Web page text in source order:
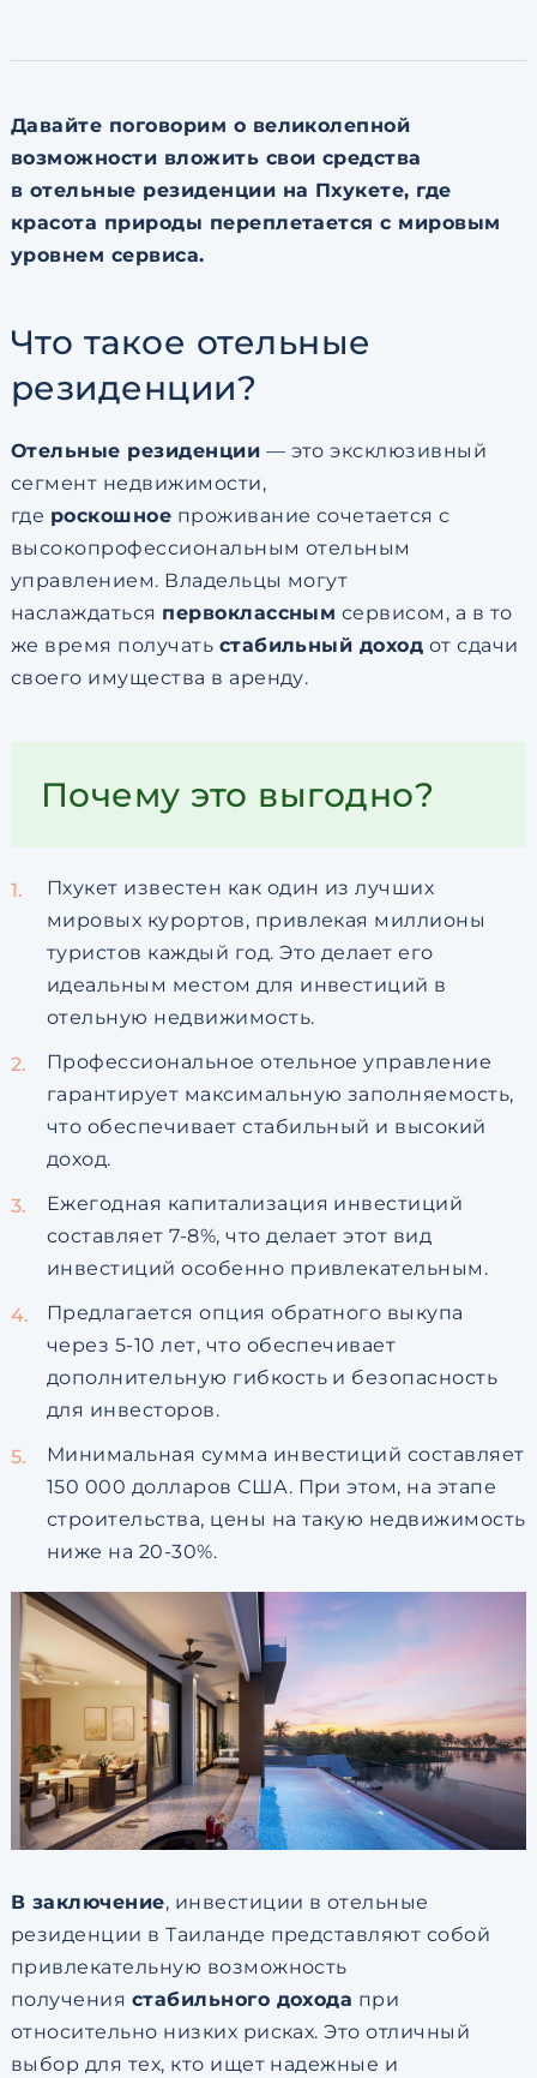
Давайте поговорим о великолепной
возможности вложить свои средства
в отельные резиденции на Пхукете, где
красота природы переплетается с мировым
уровнем сервиса.
Что такое отельные
резиденции?
Отельные резиденции — это эксклюзивный
сегмент недвижимости,
где роскошное проживание сочетается с
высокопрофессиональным отельным
управлением. Владельцы могут
наслаждаться первоклассным сервисом, а в то
же время получать стабильный доход от сдачи
своего имущества в аренду.
Почему это выгодно?
Пхукет известен как один из лучших
мировых курортов, привлекая миллионы
туристов каждый год. Это делает его
идеальным местом для инвестиций в
отельную недвижимость.
Профессиональное отельное управление
гарантирует максимальную заполняемость,
что обеспечивает стабильный и высокий
доход.
Ежегодная капитализация инвестиций
составляет 7-8%, что делает этот вид
инвестиций особенно привлекательным.
Предлагается опция обратного выкупа
через 5-10 лет, что обеспечивает
дополнительную гибкость и безопасность
для инвесторов.
Минимальная сумма инвестиций составляет
150 000 долларов США. При этом, на этапе
строительства, цены на такую недвижимость
ниже на 20-30%.
В заключение, инвестиции в отельные
резиденции в Таиланде представляют собой
привлекательную возможность
получения стабильного дохода при
относительно низких рисках. Это отличный
выбор для тех, кто ищет надежные и